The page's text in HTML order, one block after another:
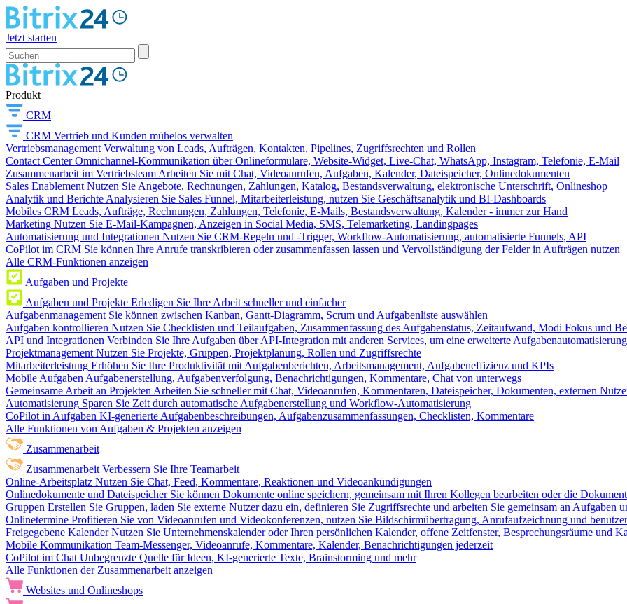
Jetzt starten
Produkt
CRM
CRM Vertrieb und Kunden mühelos verwalten
Vertriebsmanagement Verwaltung von Leads, Aufträgen, Kontakten, Pipelines, Zugriffsrechten und Rollen
Contact Center Omnichannel-Kommunikation über Onlineformulare, Website-Widget, Live-Chat, WhatsApp, Instagram, Telefonie, E-Mail
Zusammenarbeit im Vertriebsteam Arbeiten Sie mit Chat, Videoanrufen, Aufgaben, Kalender, Dateispeicher, Onlinedokumenten
Sales Enablement Nutzen Sie Angebote, Rechnungen, Zahlungen, Katalog, Bestandsverwaltung, elektronische Unterschrift, Onlineshop
Analytik und Berichte Analysieren Sie Sales Funnel, Mitarbeiterleistung, nutzen Sie Geschäftsanalytik und BI-Dashboards
Mobiles CRM Leads, Aufträge, Rechnungen, Zahlungen, Telefonie, E-Mails, Bestandsverwaltung, Kalender - immer zur Hand
Marketing Nutzen Sie E-Mail-Kampagnen, Anzeigen in Social Media, SMS, Telemarketing, Landingpages
Automatisierung und Integrationen Nutzen Sie CRM-Regeln und -Trigger, Workflow-Automatisierung, automatisierte Funnels, API
CoPilot im CRM Sie können Ihre Anrufe transkribieren oder zusammenfassen lassen und Vervollständigung der Felder in Aufträgen nutzen
Alle CRM-Funktionen anzeigen
Aufgaben und Projekte
Aufgaben und Projekte Erledigen Sie Ihre Arbeit schneller und einfacher
Aufgabenmanagement Sie können zwischen Kanban, Gantt-Diagramm, Scrum und Aufgabenliste auswählen
Aufgaben kontrollieren Nutzen Sie Checklisten und Teilaufgaben, Zusammenfassung des Aufgabenstatus, Zeitaufwand, Modi Fokus und
API und Integrationen Verbinden Sie Ihre Aufgaben über API-Integration mit anderen Services, um eine erweiterte
Projektmanagement Nutzen Sie Projekte, Gruppen, Projektplanung, Rollen und Zugriffsrechte
Mitarbeiterleistung Erhöhen Sie Ihre Produktivität mit Aufgabenberichten, Arbeitsmanagement, Aufgabeneffizienz und KPIs
Mobile Aufgaben Aufgabenerstellung, Aufgabenverfolgung, Benachrichtigungen, Kommentare, Chat von unterwegs
Gemeinsame Arbeit an Projekten Arbeiten Sie schneller mit Chat, Videoanrufen, Kommentaren, Dateispeicher, Dokumenten, externen
Automatisierung Sparen Sie Zeit durch automatische Aufgabenerstellung und Workflow-Automatisierung
CoPilot in Aufgaben KI-generierte Aufgabenbeschreibungen, Aufgabenzusammenfassungen, Checklisten, Kommentare
Alle Funktionen von Aufgaben & Projekten anzeigen
Zusammenarbeit
Zusammenarbeit Verbessern Sie Ihre Teamarbeit
Online-Arbeitsplatz Nutzen Sie Chat, Feed, Kommentare, Reaktionen und Videoankündigungen
Onlinedokumente und Dateispeicher Sie können Dokumente online speichern, gemeinsam mit Ihren Kollegen bearbeiten oder die
Gruppen Erstellen Sie Gruppen, laden Sie externe Nutzer dazu ein, definieren Sie Zugriffsrechte und arbeiten Sie gemeinsam an Aufgaben
Onlinetermine Profitieren Sie von Videoanrufen und Videokonferenzen, nutzen Sie Bildschirmübertragung, Anrufaufzeichnung und
Freigegebene Kalender Nutzen Sie Unternehmenskalender oder Ihren persönlichen Kalender, offene Zeitfenster, Besprechungsräume und
Mobile Kommunikation Team-Messenger, Videoanrufe, Kommentare, Kalender, Benachrichtigungen jederzeit
CoPilot im Chat Unbegrenzte Quelle für Ideen, KI-generierte Texte, Brainstorming und mehr
Alle Funktionen der Zusammenarbeit anzeigen
Websites und Onlineshops